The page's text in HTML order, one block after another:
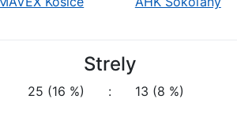
Strely
25 (16 %) : 13 (8 %)